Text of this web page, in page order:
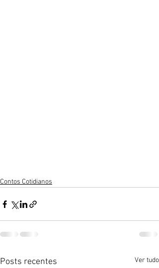
Contos Cotidianos
Posts recentes Ver tudo